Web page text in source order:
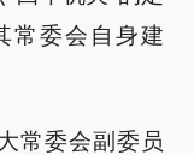
常委会自身建
常委会副委员